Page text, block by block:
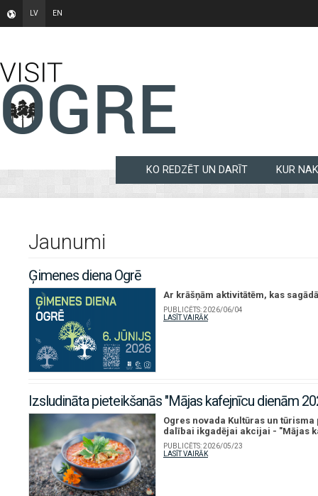
LV EN
KO REDZĒT UN DARĪT KUR
Jaunumi
Ģimenes diena Ogrē
Ar krāšņām aktivitātēm, kas
PUBLICĒTS:2026/06/04
LASĪT VAIRĀK
Izsludināta pieteikšanās "Mājas kafejnīcu dienām
Ogres novada Kultūras un
dalībai ikgadējai akcijai - "Mājas
PUBLICĒTS:2026/05/23
LASĪT VAIRĀK